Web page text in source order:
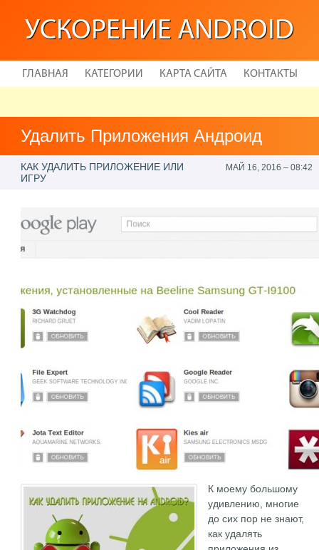
УСКОРЕНИЕ ANDROID
ГЛАВНАЯ КАТЕГОРИИ КАРТА САЙТА КОНТАКТЫ
Удалить Приложения Андроид
КАК УДАЛИТЬ ПРИЛОЖЕНИЕ ИЛИ
ИГРУ
МАЙ 16, 2016 – 08:42
К моему большому
удивлению, многие
до сих пор не знают,
как удалять